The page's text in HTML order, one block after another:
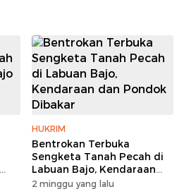
HUKRIM
Bentrokan Terbuka
Sengketa Tanah Pecah di
Labuan Bajo, Kendaraan
dan Pondok Dibakar
2 minggu yang lalu